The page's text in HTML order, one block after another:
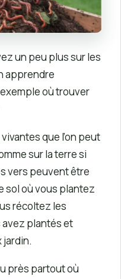
un peu plus sur les
apprendre
où trouver
que l’on peut
sur la terre si
vers peuvent être
sol où vous plantez
récoltez les
plantés et
jardin.
près partout où